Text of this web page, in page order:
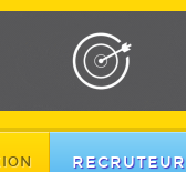
RECRUTEUR